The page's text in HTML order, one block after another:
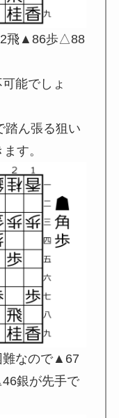
飛▲86歩△88
能でしょ
ん張る狙い
す。
なので▲67
銀が先手で